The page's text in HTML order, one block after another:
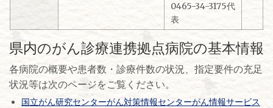
0465-34-3175代
表
県内のがん診療連携拠点病院の基本情報
各病院の概要や患者数・診療件数の状況、指定要件の充足
状況等は次のページをご覧ください。
国立がん研究センターがん対策情報センターがん情報サービス